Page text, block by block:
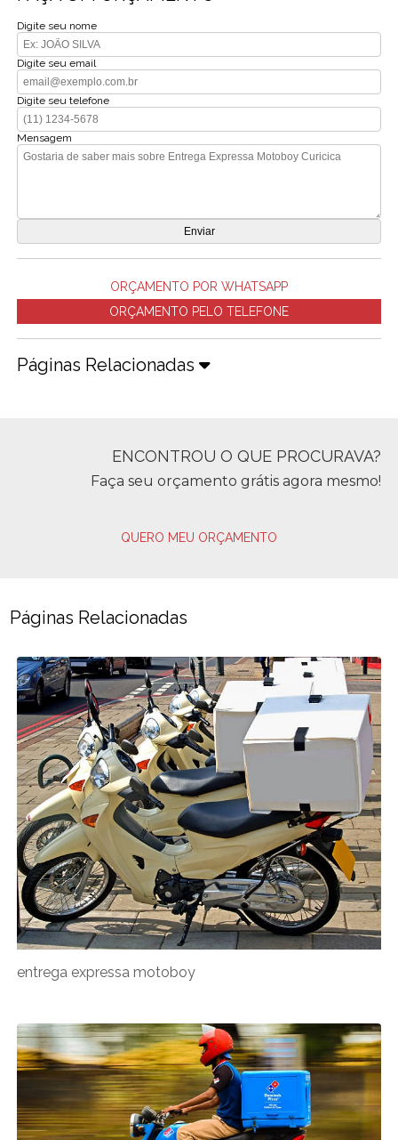
Digite seu nome
Digite seu email
Digite seu telefone
Mensagem
ORÇAMENTO POR WHATSAPP
ORÇAMENTO PELO TELEFONE
Páginas Relacionadas
ENCONTROU O QUE PROCURAVA?
Faça seu orçamento grátis agora mesmo!
QUERO MEU ORÇAMENTO
Páginas Relacionadas
entrega expressa motoboy